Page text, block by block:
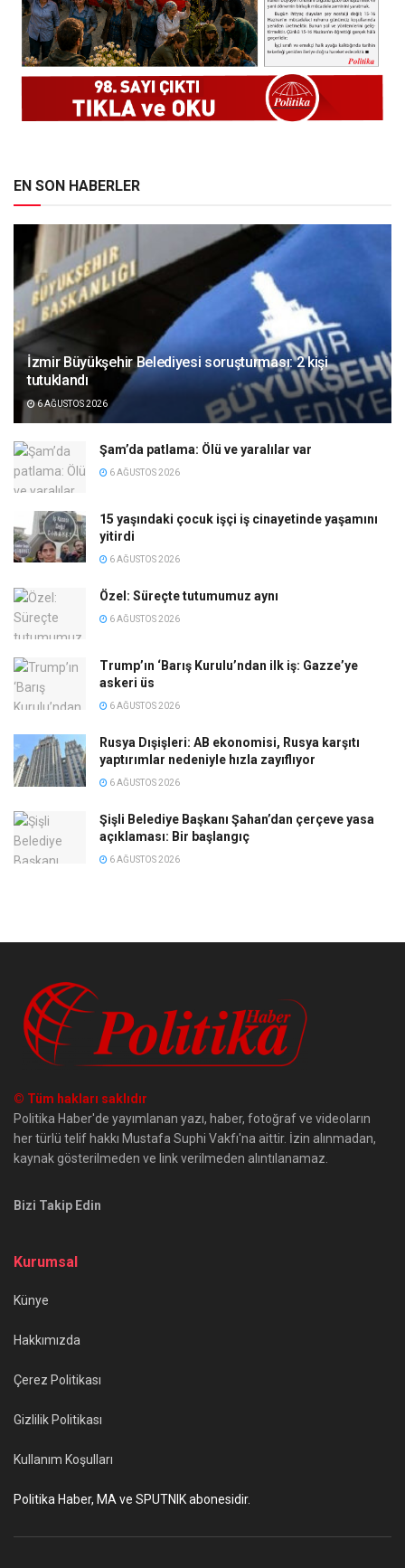
EN SON HABERLER
İzmir Büyükşehir Belediyesi soruşturması: 2 kişi
tutuklandı
6 AĞUSTOS 2026
Şam’da patlama: Ölü ve yaralılar var
6 AĞUSTOS 2026
15 yaşındaki çocuk işçi iş cinayetinde yaşamını
yitirdi
6 AĞUSTOS 2026
Özel: Süreçte tutumumuz aynı
6 AĞUSTOS 2026
Trump’ın ‘Barış Kurulu’ndan ilk iş: Gazze’ye
askeri üs
6 AĞUSTOS 2026
Rusya Dışişleri: AB ekonomisi, Rusya karşıtı
yaptırımlar nedeniyle hızla zayıflıyor
6 AĞUSTOS 2026
Şişli Belediye Başkanı Şahan’dan çerçeve yasa
açıklaması: Bir başlangıç
6 AĞUSTOS 2026
© Tüm hakları saklıdır
Politika Haber'de yayımlanan yazı, haber, fotoğraf ve videoların
her türlü telif hakkı Mustafa Suphi Vakfı'na aittir. İzin alınmadan,
kaynak gösterilmeden ve link verilmeden alıntılanamaz.
Bizi Takip Edin
Kurumsal
Künye
Hakkımızda
Çerez Politikası
Gizlilik Politikası
Kullanım Koşulları
Politika Haber, MA ve SPUTNIK abonesidir.